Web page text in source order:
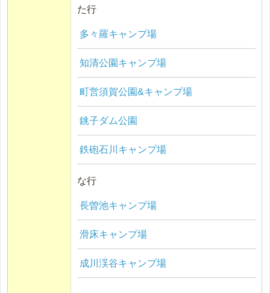
た行
多々羅キャンプ場
知清公園キャンプ場
町営須賀公園&キャンプ場
銚子ダム公園
鉄砲石川キャンプ場
な行
長曽池キャンプ場
滑床キャンプ場
成川渓谷キャンプ場